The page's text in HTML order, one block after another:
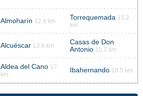
Almoharín 12.9 km Torrequemada 13.2
km
Alcuéscar 13.8 km
Casas de Don
Antonio 15.2 km
Aldea del Cano 17
km
Ibahernando 18.5 km